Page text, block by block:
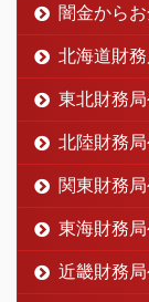
闇金から
北海道財
東北財務
北陸財務
関東財務
東海財務
近畿財務